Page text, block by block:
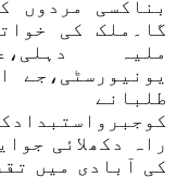
بناکسی مردوں
گا۔ملک کی
ملیہ
یونیورسٹی،جے
راہ دکھلائی